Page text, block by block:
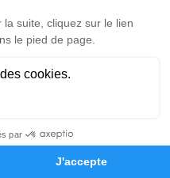
Hommages
à 10h30
Sarthe
Je rends hommage